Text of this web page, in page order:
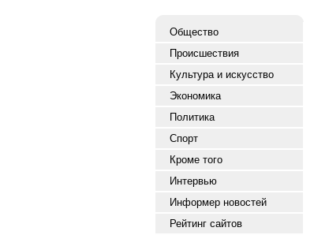
Общество
Происшествия
Культура и искусство
Экономика
Политика
Спорт
Кроме того
Интервью
Информер новостей
Рейтинг сайтов